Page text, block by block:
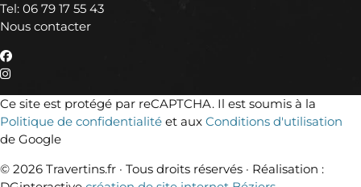
Tel: 06 79 17 55 43
Nous contacter
Ce site est protégé par reCAPTCHA. Il est soumis à la
Politique de confidentialité et aux Conditions d'utilisation
de Google
© 2026 Travertins.fr · Tous droits réservés · Réalisation :